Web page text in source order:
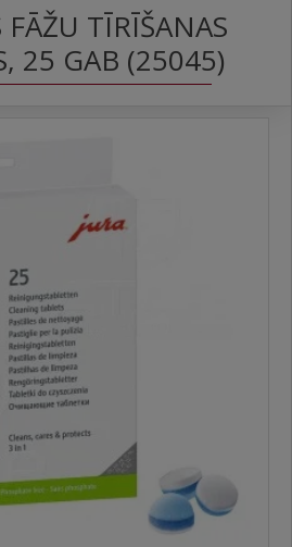
FĀŽU TĪRĪŠANAS
25 GAB (25045)